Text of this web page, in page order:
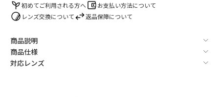
初めてご利用される方へ
お支払い方法について
レンズ交換について
返品保障について
商品説明
商品仕様
対応レンズ